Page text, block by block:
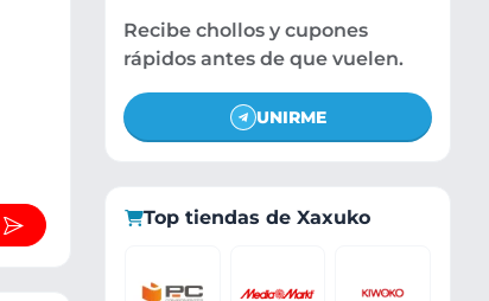
Recibe chollos y cupones
rápidos antes de que vuelen.
UNIRME
Top tiendas de Xaxuko